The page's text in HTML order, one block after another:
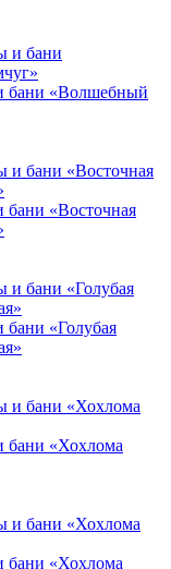
бани «Волшебный
бани «Восточная
бани «Голубая
бани «Хохлома
бани «Хохлома